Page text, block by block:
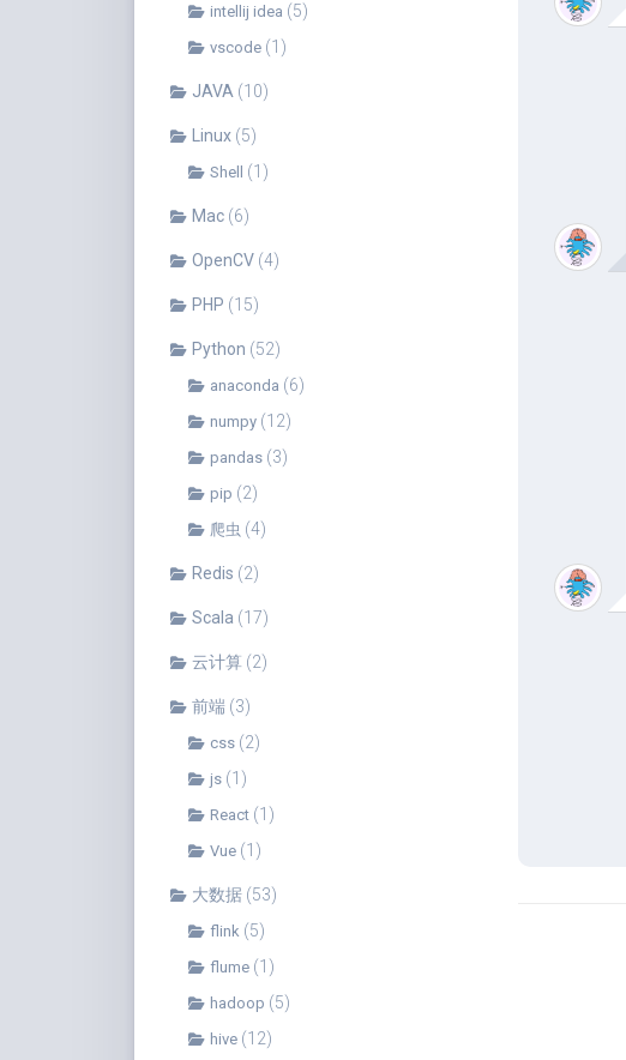
intellij idea (5)
vscode (1)
JAVA (10)
Linux (5)
Shell (1)
Mac (6)
OpenCV (4)
PHP (15)
Python (52)
anaconda (6)
numpy (12)
pandas (3)
pip (2)
爬虫 (4)
Redis (2)
Scala (17)
云计算 (2)
前端 (3)
css (2)
js (1)
React (1)
Vue (1)
大数据 (53)
flink (5)
flume (1)
hadoop (5)
hive (12)